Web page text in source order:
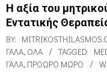
Η αξία του
Εντατικής
BY:
ΓΆΛΑ, ΌΛΑ TAGGED:
ΓΆΛΑ, ΠΡΌΩΡΟ ΜΩΡΌ